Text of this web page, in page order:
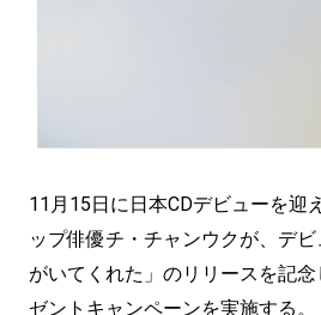
11月15日に日本CDデビューを迎
ップ俳優チ・チャンウクが、デ
がいてくれた」のリリースを記念
ゼントキャンペーンを実施する。